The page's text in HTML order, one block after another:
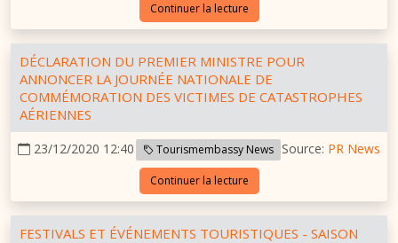
Continuer la lecture
DÉCLARATION DU PREMIER MINISTRE POUR
ANNONCER LA JOURNÉE NATIONALE DE
COMMÉMORATION DES VICTIMES DE CATASTROPHES
AÉRIENNES
23/12/2020 12:40 Tourismembassy News Source: PR News
Continuer la lecture
FESTIVALS ET ÉVÉNEMENTS TOURISTIQUES - SAISON